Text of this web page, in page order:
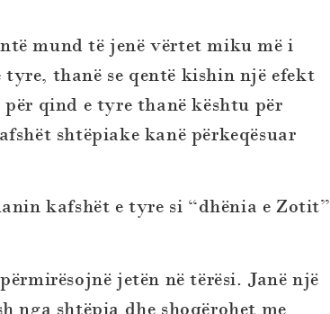
mund të jenë vërtet miku më i
thanë se qentë kishin një efekt
për qind e tyre thanë kështu për
shtëpiake kanë përkeqësuar
kafshët e tyre si “dhënia e Zotit”
jetën në tërësi. Janë një
nga shtëpia dhe shoqërohet me